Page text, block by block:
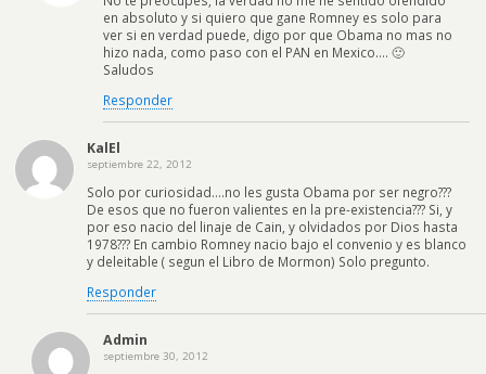
en absoluto y si quiero que gane Romney es solo para
ver si en verdad puede, digo por que Obama no mas no
hizo nada, como paso con el PAN en Mexico…. 🙂
Saludos
Responder
KalEl
septiembre 22, 2012
Solo por curiosidad….no les gusta Obama por ser negro???
De esos que no fueron valientes en la pre-existencia??? Si, y
por eso nacio del linaje de Cain, y olvidados por Dios hasta
1978??? En cambio Romney nacio bajo el convenio y es blanco
y deleitable ( segun el Libro de Mormon) Solo pregunto.
Responder
Admin
septiembre 30, 2012